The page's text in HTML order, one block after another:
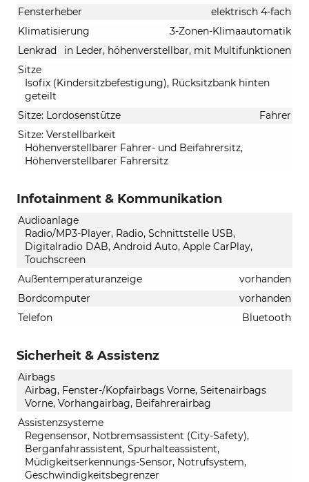
Fensterheber
elektrisch 4-fach
Klimatisierung
3-Zonen-Klimaautomatik
Lenkrad
in Leder, höhenverstellbar, mit Multifunktionen
Sitze
Isofix (Kindersitzbefestigung), Rücksitzbank hinten
geteilt
Sitze: Lordosenstütze
Fahrer
Sitze: Verstellbarkeit
Höhenverstellbarer Fahrer- und Beifahrersitz,
Höhenverstellbarer Fahrersitz
Infotainment & Kommunikation
Audioanlage
Radio/MP3-Player, Radio, Schnittstelle USB,
Digitalradio DAB, Android Auto, Apple CarPlay,
Touchscreen
Außentemperaturanzeige
vorhanden
Bordcomputer
vorhanden
Telefon
Bluetooth
Sicherheit & Assistenz
Airbags
Airbag, Fenster-/Kopfairbags Vorne, Seitenairbags
Vorne, Vorhangairbag, Beifahrerairbag
Assistenzsysteme
Regensensor, Notbremsassistent (City-Safety),
Berganfahrassistent, Spurhalteassistent,
Müdigkeitserkennungs-Sensor, Notrufsystem,
Geschwindigkeitsbegrenzer